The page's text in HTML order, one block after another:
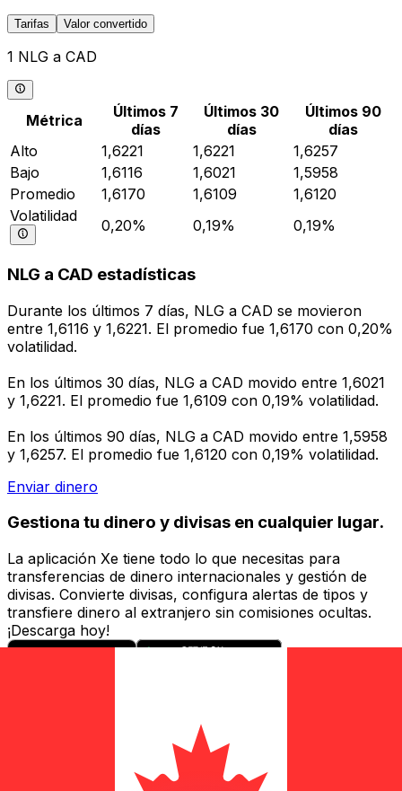
Tarifas Valor convertido
1 NLG a CAD
Métrica
Últimos 7
días
Últimos 30
días
Últimos 90
días
Alto
1,6221 1,6221
1,6257
Bajo
1,6116 1,6021
1,5958
Promedio
1,6170 1,6109
1,6120
Volatilidad
0,20% 0,19% 0,19%
NLG a CAD estadísticas
Durante los últimos 7 días, NLG a CAD se movieron
entre 1,6116 y 1,6221. El promedio fue 1,6170 con 0,20%
volatilidad.
En los últimos 30 días, NLG a CAD movido entre 1,6021
y 1,6221. El promedio fue 1,6109 con 0,19% volatilidad.
En los últimos 90 días, NLG a CAD movido entre 1,5958
y 1,6257. El promedio fue 1,6120 con 0,19% volatilidad.
Enviar dinero
Gestiona tu dinero y divisas en cualquier lugar.
La aplicación Xe tiene todo lo que necesitas para
transferencias de dinero internacionales y gestión de
divisas. Convierte divisas, configura alertas de tipos y
transfiere dinero al extranjero sin comisiones ocultas.
¡Descarga hoy!